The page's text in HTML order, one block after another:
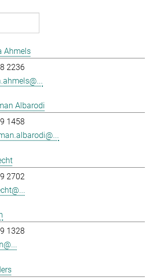
Ahmels
2236
Albarodi
1458
2702
1328